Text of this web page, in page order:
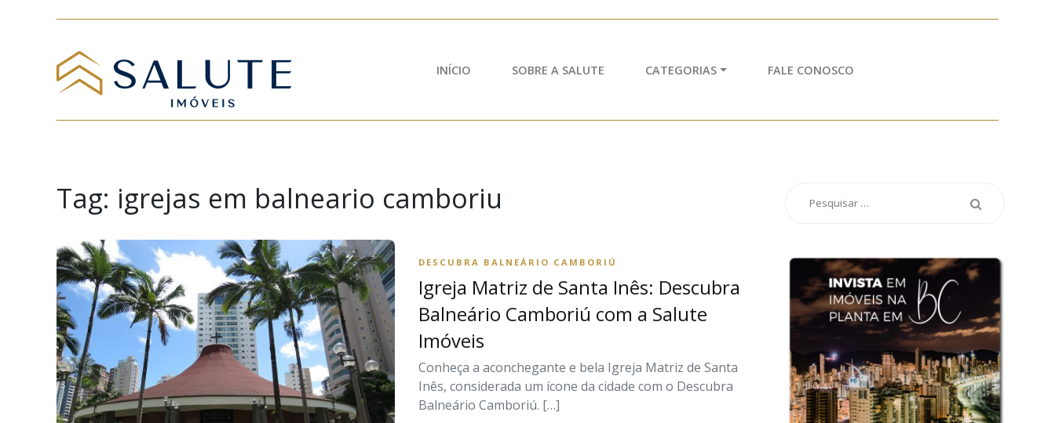
INÍCIO SOBRE A SALUTE CATEGORIAS FALE CONOSCO
Tag: igrejas em balneario camboriu
DESCUBRA BALNEÁRIO CAMBORIÚ
Igreja Matriz de Santa Inês: Descubra
Balneário Camboriú com a Salute
Imóveis
Conheça a aconchegante e bela Igreja Matriz de Santa
Inês, considerada um ícone da cidade com o Descubra
Balneário Camboriú. […]